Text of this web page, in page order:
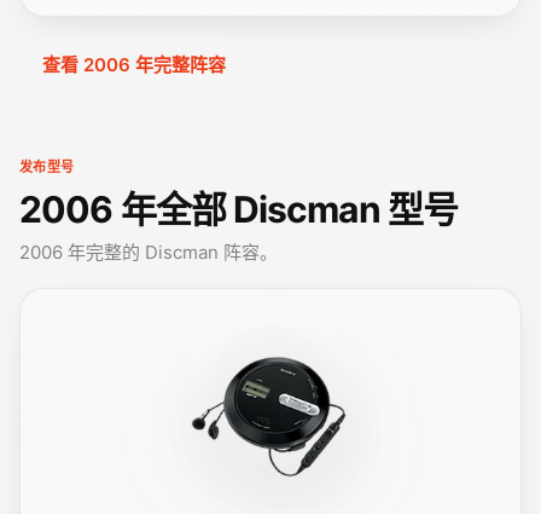
查看 2006 年完整阵容
发布型号
2006 年全部 Discman 型号
2006 年完整的 Discman 阵容。